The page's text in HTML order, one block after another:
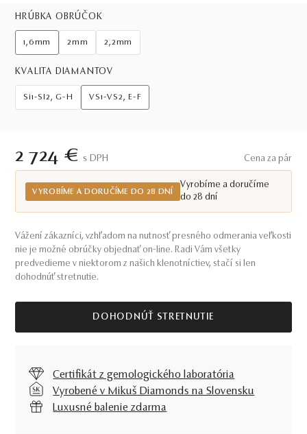
HRÚBKA OBRÚČOK
1,6mm 2mm 2,2mm
KVALITA DIAMANTOV
Si1-SI2, G-H VS1-VS2, E-F
2 724 € S DPH Cena za pár
VYROBÍME A DORUČÍME DO 28 DNÍ
Vyrobíme a doručíme
do 28 dní
Vážení zákazníci, vzhľadom na nutnosť presného odmerania veľkosti
nie je možné obrúčky objednať on-line. Radi Vám všetky
predvedieme v niektorom z našich klenotníctiev, stačí si len
dohodnúť stretnutie.
DOHODNÚŤ STRETNUTIE
Certifikát z gemologického laboratória
Vyrobené v Mikuš Diamonds na Slovensku
Luxusné balenie zdarma